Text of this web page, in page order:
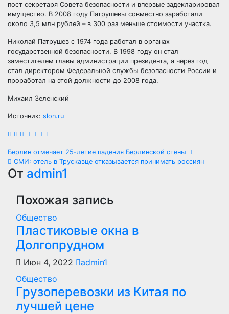
пост секретаря Совета безопасности и впервые задекларировал
имущество. В 2008 году Патрушевы совместно заработали
около 3,5 млн рублей – в 300 раз меньше стоимости участка.
Николай Патрушев с 1974 года работал в органах
государственной безопасности. В 1998 году он стал
заместителем главы администрации президента, а через год
стал директором Федеральной службы безопасности России и
проработал на этой должности до 2008 года.
Михаил Зеленский
Источник: slon.ru
Навигация
по
записям
Берлин отмечает 25-летие падения Берлинской стены
СМИ: отель в Трускавце отказывается принимать россиян
От admin1
Похожая запись
Общество
Пластиковые окна в
Долгопрудном
Июн 4, 2022
admin1
Общество
Грузоперевозки из Китая по
лучшей цене